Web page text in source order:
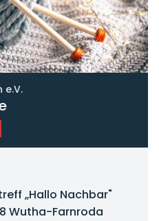
e.V.
„Hallo Nachbar"
Wutha-Farnroda